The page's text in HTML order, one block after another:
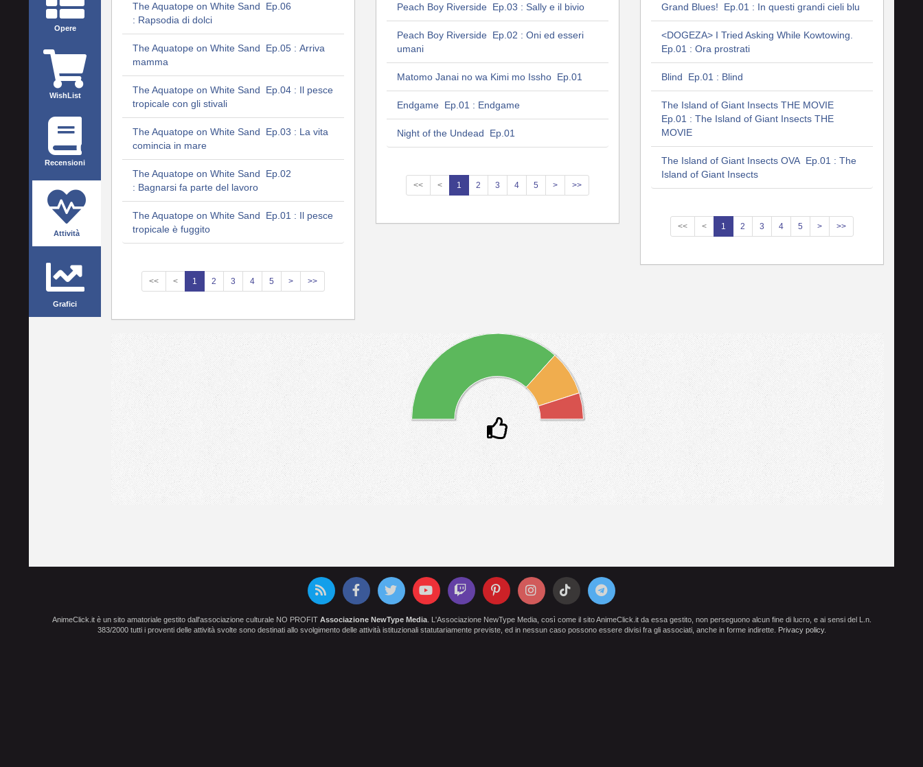
Opere
WishList
Recensioni
Attività
Grafici
The Aquatope on White Sand Ep.06
: Rapsodia di dolci
The Aquatope on White Sand Ep.05 : Arriva
mamma
The Aquatope on White Sand Ep.04 : Il pesce
tropicale con gli stivali
The Aquatope on White Sand Ep.03 : La vita
comincia in mare
The Aquatope on White Sand Ep.02
: Bagnarsi fa parte del lavoro
The Aquatope on White Sand Ep.01 : Il pesce
tropicale è fuggito
<< < 1 2 3 4 5 > >>
Peach Boy Riverside Ep.03 : Sally e il bivio
Peach Boy Riverside Ep.02 : Oni ed esseri
umani
Matomo Janai no wa Kimi mo Issho Ep.01
Endgame Ep.01 : Endgame
Night of the Undead Ep.01
<< < 1 2 3 4 5 > >>
Grand Blues! Ep.01 : In questi grandi cieli blu
<DOGEZA> I Tried Asking While Kowtowing.
Ep.01 : Ora prostrati
Blind Ep.01 : Blind
The Island of Giant Insects THE MOVIE
Ep.01 : The Island of Giant Insects THE
MOVIE
The Island of Giant Insects OVA Ep.01 : The
Island of Giant Insects
<< < 1 2 3 4 5 > >>
AnimeClick.it è un sito amatoriale gestito dall'associazione culturale NO PROFIT Associazione NewType Media. L'Associazione NewType Media, così come il sito AnimeClick.it da essa gestito, non perseguono alcun fine di lucro, e ai sensi del L.n.
383/2000 tutti i proventi delle attività svolte sono destinati allo svolgimento delle attività istituzionali statutariamente previste, ed in nessun caso possono essere divisi fra gli associati, anche in forme indirette. Privacy policy.